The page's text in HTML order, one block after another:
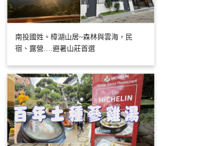
南投國姓。樟湖山居~森林與雲海，民
宿、露營….避暑山莊首選